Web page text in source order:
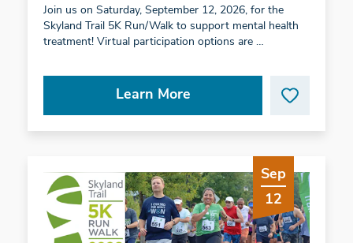
Join us on Saturday, September 12, 2026, for the
Skyland Trail 5K Run/Walk to support mental health
treatment! Virtual participation options are …
Learn More
Sep
12